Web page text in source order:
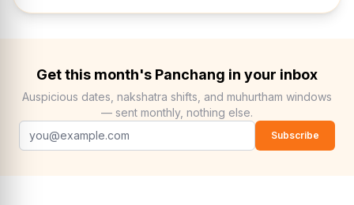
Get this month's Panchang in your inbox
Auspicious dates, nakshatra shifts, and muhurtham windows
— sent monthly, nothing else.
Subscribe